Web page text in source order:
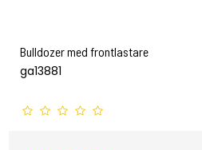
Bulldozer med frontlastare
ga13881